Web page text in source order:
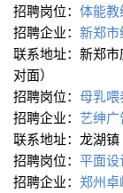
招聘岗位： 体能教
招聘企业： 新郑
联系地址：新郑
对面）
招聘岗位： 母乳
招聘企业： 艺绅广
联系地址：龙湖
招聘岗位： 平面
招聘企业： 郑州